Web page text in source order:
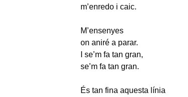
m’enredo i caic.
M’ensenyes
on aniré a parar.
I se’m fa tan gran,
se’m fa tan gran.
És tan fina aquesta línia